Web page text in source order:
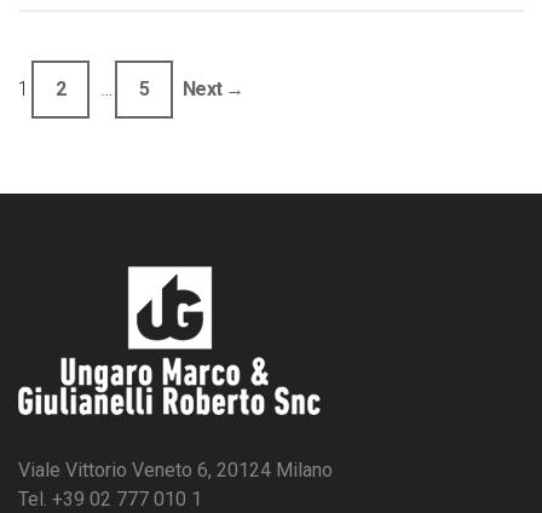
1 2 … 5 Next →
Viale Vittorio Veneto 6, 20124 Milano
Tel. +39 02 777 010 1